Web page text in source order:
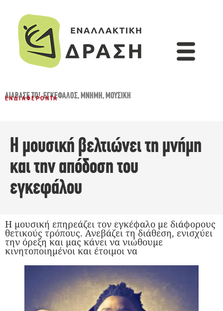
ΔΙΆΒΑΣΈ ΤΟ!,ΕΓΚΈΦΑΛΟΣ,ΜΝΉΜΗ,ΜΟΥΣΙΚΉ
ΕΝΔΙΑΦΈΡΟΝΤΑ
Η μουσική βελτιώνει τη μνήμη
και την απόδοση του
εγκεφάλου
Η μουσική επηρεάζει τον εγκέφαλο με διάφορους
θετικούς τρόπους. Ανεβάζει τη διάθεση, ενισχύει
την όρεξη και μας κάνει να νιώθουμε
κινητοποιημένοι και έτοιμοι να